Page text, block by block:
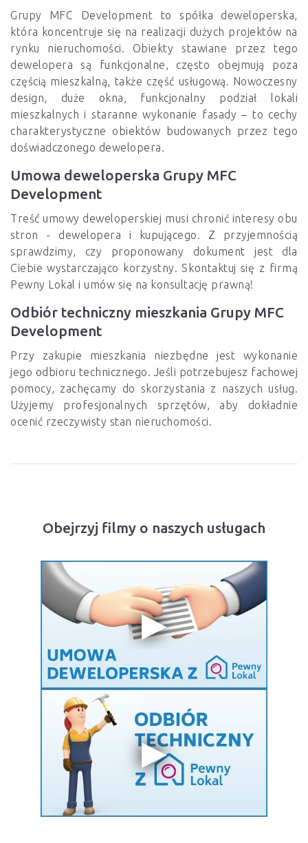
Grupy MFC Development to spółka deweloperska,
która koncentruje się na realizacji dużych projektów na
rynku nieruchomości. Obiekty stawiane przez tego
dewelopera są funkcjonalne, często obejmują poza
częścią mieszkalną, także część usługową. Nowoczesny
design, duże okna, funkcjonalny podział lokali
mieszkalnych i staranne wykonanie fasady – to cechy
charakterystyczne obiektów budowanych przez tego
doświadczonego dewelopera.
Umowa deweloperska Grupy MFC
Development
Treść umowy deweloperskiej musi chronić interesy obu
stron - dewelopera i kupującego. Z przyjemnością
sprawdzimy, czy proponowany dokument jest dla
Ciebie wystarczająco korzystny. Skontaktuj się z firmą
Pewny Lokal i umów się na konsultację prawną!
Odbiór techniczny mieszkania Grupy MFC
Development
Przy zakupie mieszkania niezbędne jest wykonanie
jego odbioru technicznego. Jeśli potrzebujesz fachowej
pomocy, zachęcamy do skorzystania z naszych usług.
Użyjemy profesjonalnych sprzętów, aby dokładnie
ocenić rzeczywisty stan nieruchomości.
Obejrzyj filmy o naszych usługach